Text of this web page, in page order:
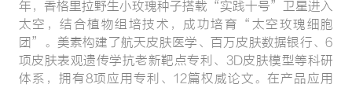
年，香格里拉野生小玫瑰种子搭载“实践十号”卫星进入
太空，结合植物组培技术，成功培育“太空玫瑰细胞
团”。美素构建了航天皮肤医学、百万皮肤数据银行、6
项皮肤表观遗传学抗老新靶点专利、3D皮肤模型等科研
体系，拥有8项应用专利、12篇权威论文。在产品应用